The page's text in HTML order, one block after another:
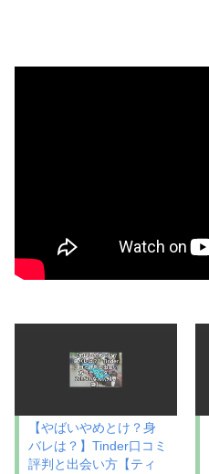
【やばいやめとけ？身
バレは？】Tinder口コミ
評判と出会い方【ティ